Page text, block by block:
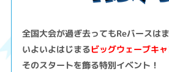
全国大会が過ぎ去ってもReバースは
いよいよはじまるビッグウェーブキ
そのスタートを飾る特別イベント！